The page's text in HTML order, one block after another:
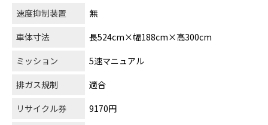
速度抑制装置
無
車体寸法
長524cm×幅188cm×高300cm
ミッション
5速マニュアル
排ガス規制
適合
リサイクル券
9170円